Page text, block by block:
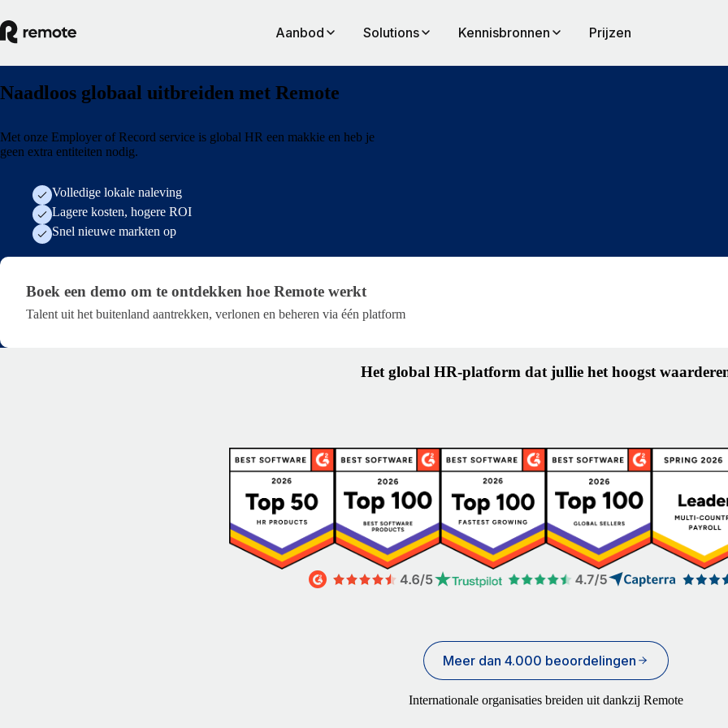
Aanbod Solutions Kennisbronnen Prijzen
Naadloos globaal uitbreiden met Remote
Met onze Employer of Record service is global HR een makkie en heb je
geen extra entiteiten nodig.
Volledige lokale naleving
Lagere kosten, hogere ROI
Snel nieuwe markten op
Algemeen formulier voor demo-aanvragen
Boek een demo om te ontdekken hoe Remote werkt
Talent uit het buitenland aantrekken, verlonen en beheren via één platform
Het global HR-platform dat jullie het hoogst
Meer dan 4.000 beoordelingen
Internationale organisaties breiden uit dankzij Remote